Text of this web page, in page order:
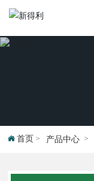
网站首页
新闻动态
首页 产品中心